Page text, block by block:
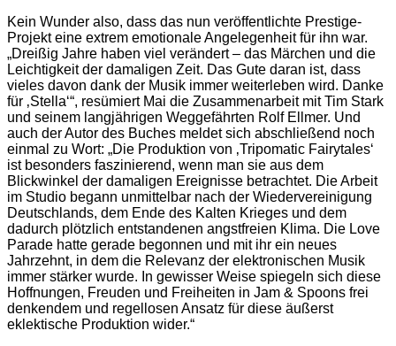
Kein Wunder also, dass das nun veröffentlichte Prestige-
Projekt eine extrem emotionale Angelegenheit für ihn war.
„Dreißig Jahre haben viel verändert – das Märchen und die
Leichtigkeit der damaligen Zeit. Das Gute daran ist, dass
vieles davon dank der Musik immer weiterleben wird. Danke
für ‚Stella‘“, resümiert Mai die Zusammenarbeit mit Tim Stark
und seinem langjährigen Weggefährten Rolf Ellmer. Und
auch der Autor des Buches meldet sich abschließend noch
einmal zu Wort: „Die Produktion von ‚Tripomatic Fairytales‘
ist besonders faszinierend, wenn man sie aus dem
Blickwinkel der damaligen Ereignisse betrachtet. Die Arbeit
im Studio begann unmittelbar nach der Wiedervereinigung
Deutschlands, dem Ende des Kalten Krieges und dem
dadurch plötzlich entstandenen angstfreien Klima. Die Love
Parade hatte gerade begonnen und mit ihr ein neues
Jahrzehnt, in dem die Relevanz der elektronischen Musik
immer stärker wurde. In gewisser Weise spiegeln sich diese
Hoffnungen, Freuden und Freiheiten in Jam & Spoons frei
denkendem und regellosen Ansatz für diese äußerst
eklektische Produktion wider.“